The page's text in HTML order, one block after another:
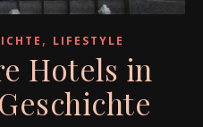
, LIFESTYLE
Hotels in